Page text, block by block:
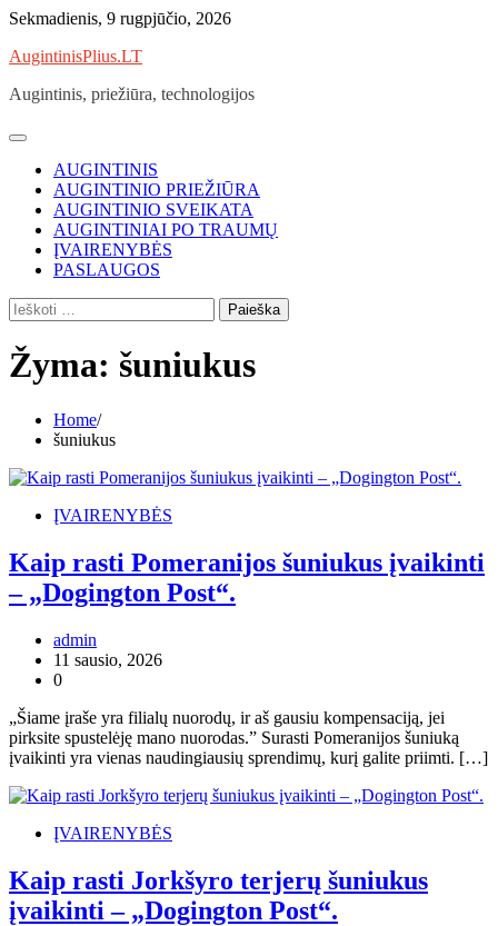
Skip
content
Sekmadienis, 9 rugpjūčio, 2026
AugintinisPlius.LT
Augintinis, priežiūra, technologijos
AUGINTINIS
AUGINTINIO PRIEŽIŪRA
AUGINTINIO SVEIKATA
AUGINTINIAI PO TRAUMŲ
ĮVAIRENYBĖS
PASLAUGOS
Ieškoti:
Žyma: šuniukus
Home
šuniukus
ĮVAIRENYBĖS
Kaip rasti Pomeranijos šuniukus įvaikinti
– „Dogington Post“.
admin
11 sausio, 2026
0
„Šiame įraše yra filialų nuorodų, ir aš gausiu kompensaciją, jei
pirksite spustelėję mano nuorodas.” Surasti Pomeranijos šuniuką
įvaikinti yra vienas naudingiausių sprendimų, kurį galite priimti. […]
ĮVAIRENYBĖS
Kaip rasti Jorkšyro terjerų šuniukus
įvaikinti – „Dogington Post“.